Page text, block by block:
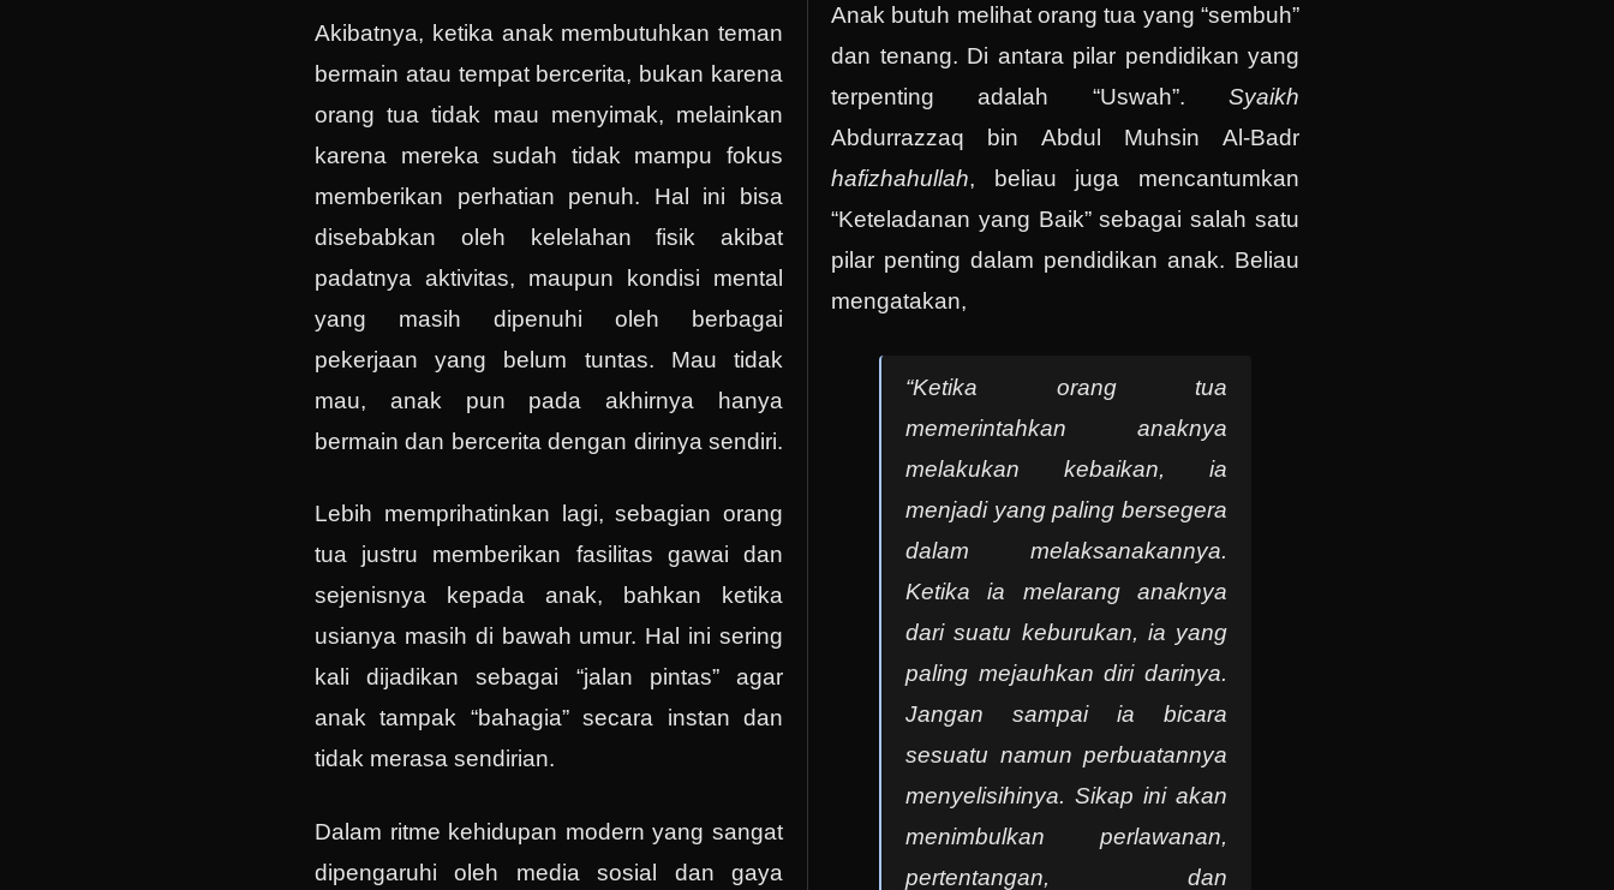
Akibatnya, ketika anak membutuhkan teman
bermain atau tempat bercerita, bukan karena
orang tua tidak mau menyimak, melainkan
karena mereka sudah tidak mampu fokus
memberikan perhatian penuh. Hal ini bisa
disebabkan oleh kelelahan fisik akibat
padatnya aktivitas, maupun kondisi mental
yang masih dipenuhi oleh berbagai
pekerjaan yang belum tuntas. Mau tidak
mau, anak pun pada akhirnya hanya
bermain dan bercerita dengan dirinya sendiri.
Lebih memprihatinkan lagi, sebagian orang
tua justru memberikan fasilitas gawai dan
sejenisnya kepada anak, bahkan ketika
usianya masih di bawah umur. Hal ini sering
kali dijadikan sebagai “jalan pintas” agar
anak tampak “bahagia” secara instan dan
tidak merasa sendirian.
Dalam ritme kehidupan modern yang sangat
dipengaruhi oleh media sosial dan gaya
Anak butuh melihat orang tua yang “sembuh”
dan tenang. Di antara pilar pendidikan yang
terpenting adalah “Uswah”. Syaikh
Abdurrazzaq bin Abdul Muhsin Al-Badr
hafizhahullah, beliau juga mencantumkan
“Keteladanan yang Baik” sebagai salah satu
pilar penting dalam pendidikan anak. Beliau
mengatakan,
“Ketika orang tua
memerintahkan anaknya
melakukan kebaikan, ia
menjadi yang paling bersegera
dalam melaksanakannya.
Ketika ia melarang anaknya
dari suatu keburukan, ia yang
paling mejauhkan diri darinya.
Jangan sampai ia bicara
sesuatu namun perbuatannya
menyelisihinya. Sikap ini akan
menimbulkan perlawanan,
pertentangan, dan